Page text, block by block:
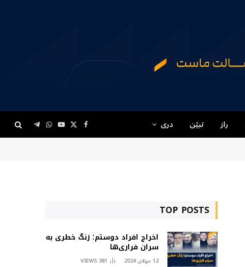
راز تبیّن دری Facebook
X
(Twitter)
YouTube
WhatsApp
Telegram
TOP POSTS
اخراج افراد دوستم؛ زنگ خطری به
سران فراری‌ها
12 جولای 2024 381
VIEWS